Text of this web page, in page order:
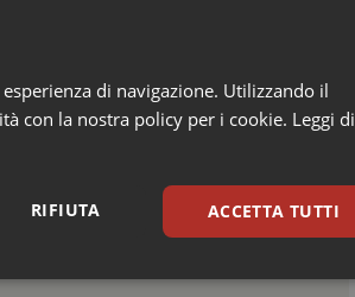
sanità territoriale.
di navigazione. Utilizzando il
con la nostra policy per i cookie. Leggi di
ACCETTA TUTTI
RIFIUTA
Marketing